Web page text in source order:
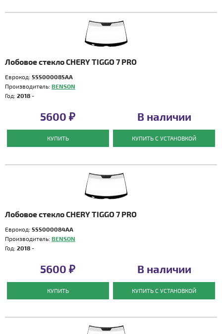
Лобовое стекло CHERY TIGGO 7 PRO
Еврокод: 555000085AA
Производитель: BENSON
Год: 2018 -
5600 ₽
КУПИТЬ
В наличии
КУПИТЬ С УСТАНОВКОЙ
Лобовое стекло CHERY TIGGO 7 PRO
Еврокод: 555000084AA
Производитель: BENSON
Год: 2018 -
5600 ₽
КУПИТЬ
В наличии
КУПИТЬ С УСТАНОВКОЙ